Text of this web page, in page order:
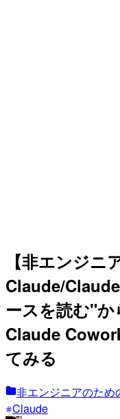
【非エンジニ
Claude/
ースを読む"
Claude
てみる
非エンジニアのた
Claude